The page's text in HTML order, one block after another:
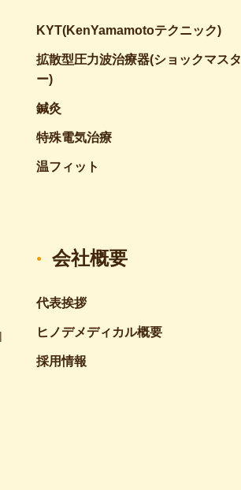
KYT(KenYamamotoテクニック)
拡散型圧力波治療器(ショックマスタ
ー)
鍼灸
特殊電気治療
温フィット
会社概要
代表挨拶
ヒノデメディカル概要
採用情報